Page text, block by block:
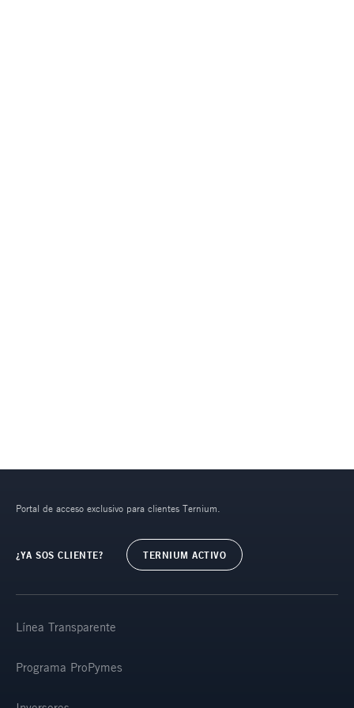
Portal de acceso exclusivo para clientes Ternium.
¿YA SOS CLIENTE? TERNIUM ACTIVO
Línea Transparente
Programa ProPymes